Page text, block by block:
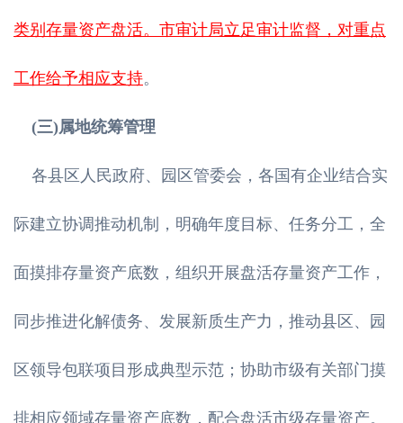
类别存量资产盘活。市审计局立足审计监督，对重点
工作给予相应支持。
(三)属地统筹管理
各县区人民政府、园区管委会，各国有企业结合实
际建立协调推动机制，明确年度目标、任务分工，全
面摸排存量资产底数，组织开展盘活存量资产工作，
同步推进化解债务、发展新质生产力，推动县区、园
区领导包联项目形成典型示范；协助市级有关部门摸
排相应领域存量资产底数，配合盘活市级存量资产。